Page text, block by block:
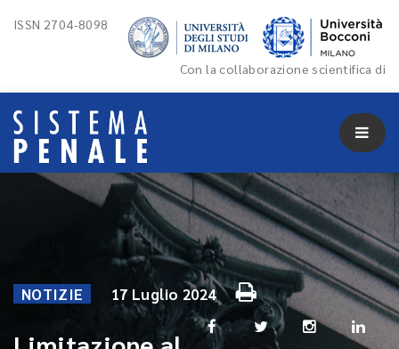
ISSN 2704-8098
Con la collaborazione scientifica di
NOTIZIE 17 Luglio 2024